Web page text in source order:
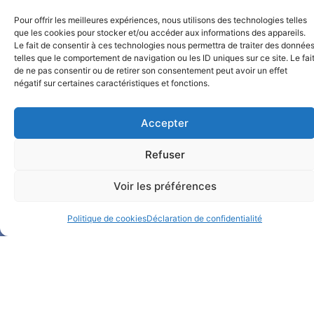
Pour offrir les meilleures expériences, nous utilisons des technologies telles
que les cookies pour stocker et/ou accéder aux informations des appareils.
Le fait de consentir à ces technologies nous permettra de traiter des données
telles que le comportement de navigation ou les ID uniques sur ce site. Le fait
de ne pas consentir ou de retirer son consentement peut avoir un effet
négatif sur certaines caractéristiques et fonctions.
Accepter
Refuser
Voir les préférences
Politique de cookiesDéclaration de confidentialité